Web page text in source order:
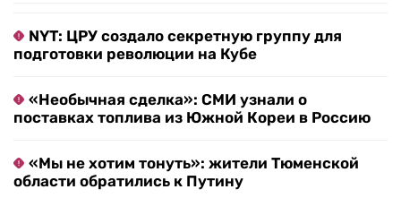
NYT: ЦРУ создало секретную группу для
подготовки революции на Кубе
«Необычная сделка»: СМИ узнали о
поставках топлива из Южной Кореи в Россию
«Мы не хотим тонуть»: жители Тюменской
области обратились к Путину